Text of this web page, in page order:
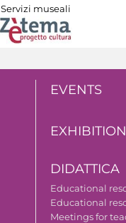
Servizi museali
EVENTS
DIDATTICA
Educational
Educational
Meetings for